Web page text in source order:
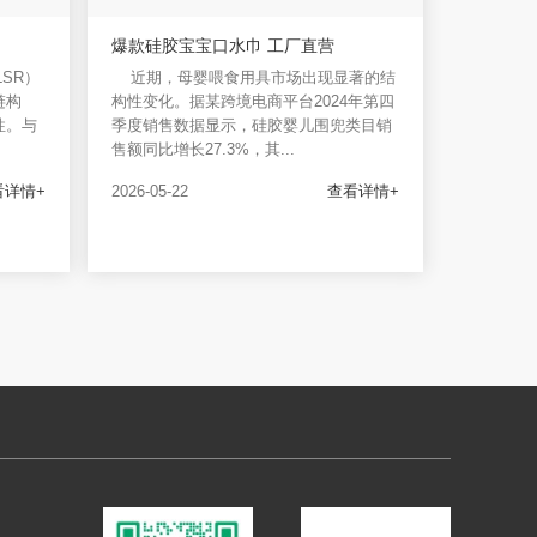
）
构
。与
详情+
爆款硅胶宝宝口水巾 工厂直营
近期，母婴喂食用具市场出现显著的结
构性变化。据某跨境电商平台2024年第四
季度销售数据显示，硅胶婴儿围兜类目销
售额同比增长27.3%，其...
2026-05-22 查看详情+